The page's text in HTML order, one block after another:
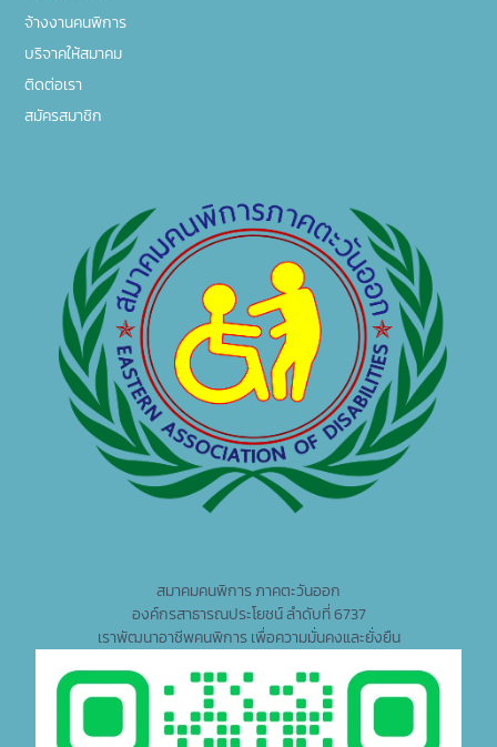
สมาคมคนพิการ ภาคตะวันออก
องค์กรสาธารณประโยชน์ ลำดับที่ 6737
เราพัฒนาอาชีพคนพิการ เพื่อความมั่นคงและยั่งยืน
จ้างงานคนพิการ
บริจาคให้สมาคม
ติดต่อเรา
สมัครสมาชิก